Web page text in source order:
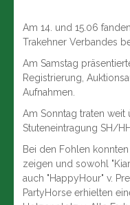
Am 14. und 15.06
Trakehner Verbandes
Am Samstag
Registrierung,
Aufnahmen.
Am Sonntag traten
Stuteneintragung SH/
Bei den Fohlen
zeigen und sowohl
auch "HappyHour" v.
PartyHorse erhielten